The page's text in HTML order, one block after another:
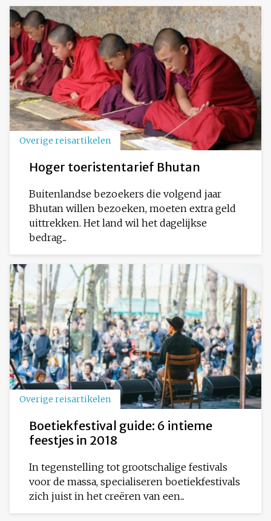
Overige reisartikelen
Hoger toeristentarief Bhutan
Buitenlandse bezoekers die volgend jaar
Bhutan willen bezoeken, moeten extra geld
uittrekken. Het land wil het dagelijkse
bedrag...
Overige reisartikelen
Boetiekfestival guide: 6 intieme
feestjes in 2018
In tegenstelling tot grootschalige festivals
voor de massa, specialiseren boetiekfestivals
zich juist in het creëren van een...